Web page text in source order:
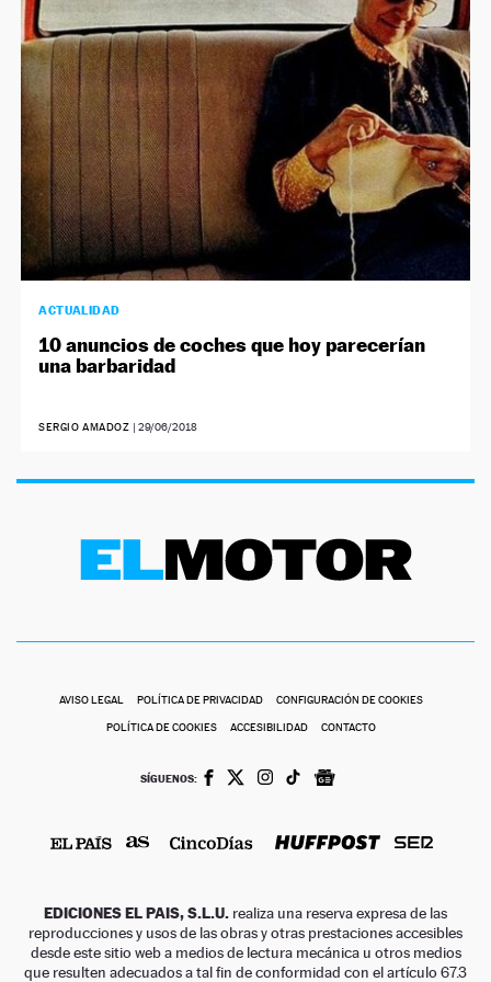
NEWSLETTER
SÍGUENOS
ACTUALIDAD
10 anuncios de coches que hoy parecerían
una barbaridad
SERGIO AMADOZ | 29/06/2018
AVISO LEGAL POLÍTICA DE PRIVACIDAD CONFIGURACIÓN DE COOKIES
POLÍTICA DE COOKIES ACCESIBILIDAD CONTACTO
SÍGUENOS:
EDICIONES EL PAIS, S.L.U. realiza una reserva expresa de las
reproducciones y usos de las obras y otras prestaciones accesibles
desde este sitio web a medios de lectura mecánica u otros medios
que resulten adecuados a tal fin de conformidad con el artículo 67.3